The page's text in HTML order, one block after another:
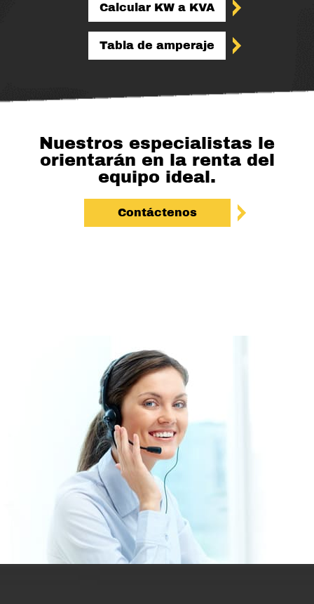
Calcular KW a KVA
Tabla de amperaje
Nuestros especialistas le
orientarán en la renta del
equipo ideal.
Contáctenos